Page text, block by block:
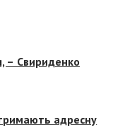
– Свириденко
адресну